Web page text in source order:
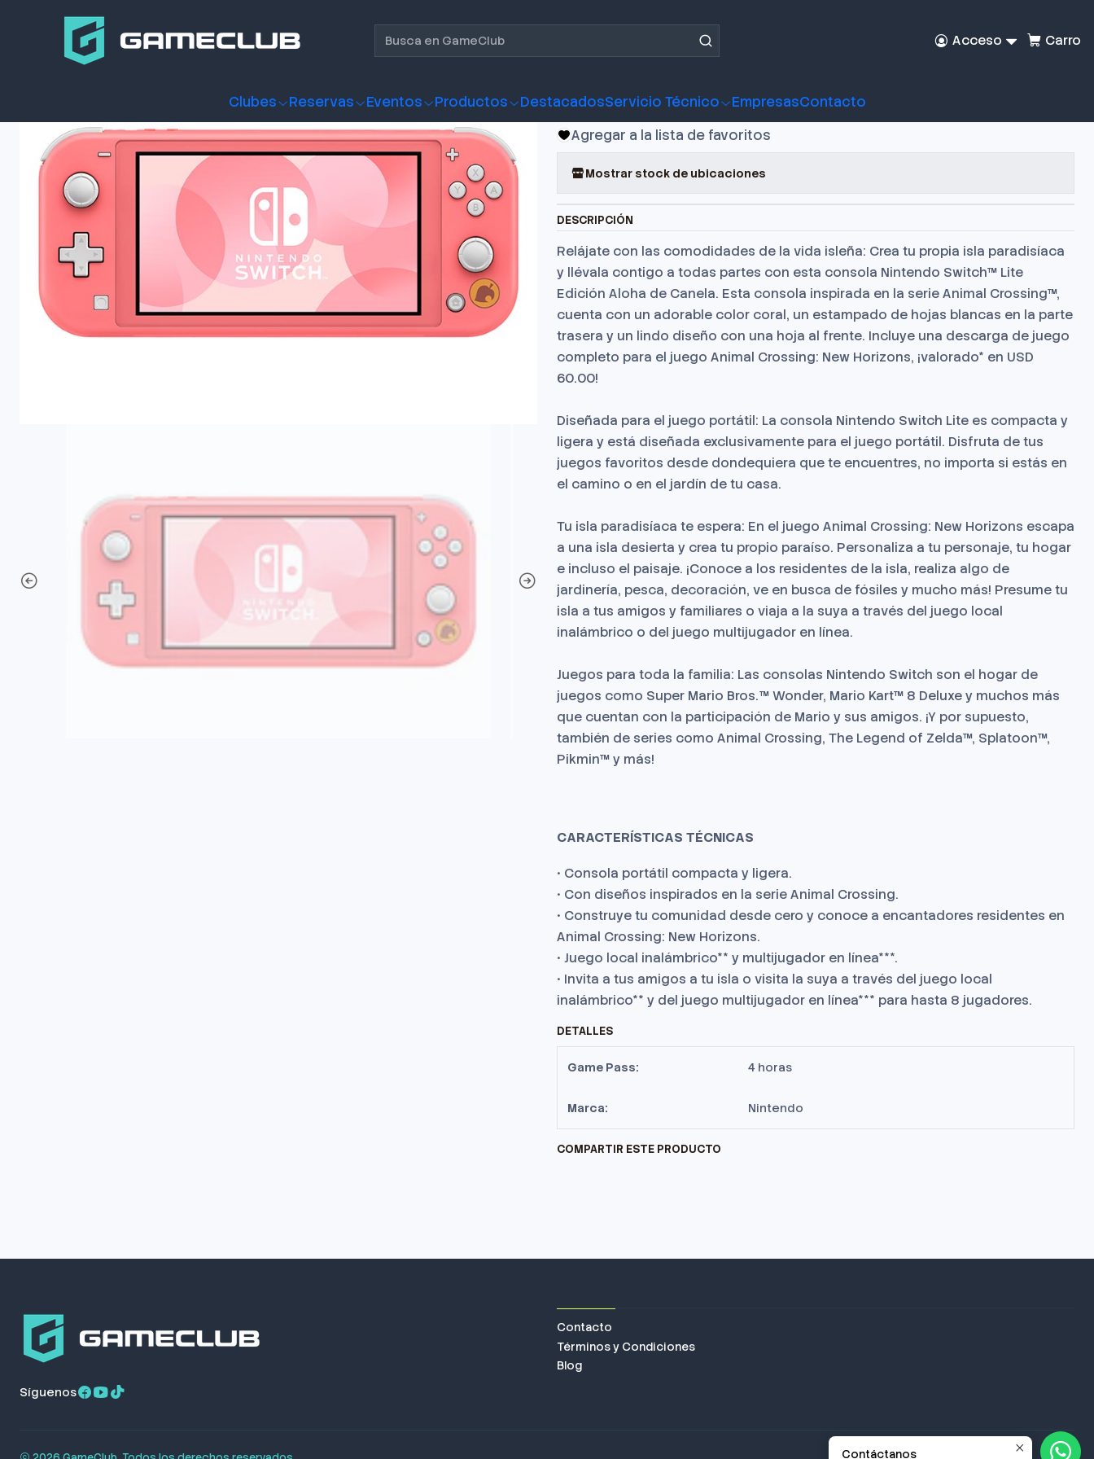
Acceso Carro
Clubes Reservas Eventos Productos DestacadosServicio Técnico EmpresasContacto
Productos
Consola Nintendo Switch Lite
Isabelle + Animal Crossing Coral
Agregar a la lista de favoritos
Mostrar stock de ubicaciones
DESCRIPCIÓN
Relájate con las comodidades de la vida isleña: Crea tu propia isla paradisíaca
y llévala contigo a todas partes con esta consola Nintendo Switch™ Lite
Edición Aloha de Canela. Esta consola inspirada en la serie Animal Crossing™,
cuenta con un adorable color coral, un estampado de hojas blancas en la parte
trasera y un lindo diseño con una hoja al frente. Incluye una descarga de juego
completo para el juego Animal Crossing: New Horizons, ¡valorado* en USD
60.00!
Diseñada para el juego portátil: La consola Nintendo Switch Lite es compacta y
ligera y está diseñada exclusivamente para el juego portátil. Disfruta de tus
juegos favoritos desde dondequiera que te encuentres, no importa si estás en
el camino o en el jardín de tu casa.
Tu isla paradisíaca te espera: En el juego Animal Crossing: New Horizons escapa
a una isla desierta y crea tu propio paraíso. Personaliza a tu personaje, tu hogar
e incluso el paisaje. ¡Conoce a los residentes de la isla, realiza algo de
jardinería, pesca, decoración, ve en busca de fósiles y mucho más! Presume tu
isla a tus amigos y familiares o viaja a la suya a través del juego local
inalámbrico o del juego multijugador en línea.
Juegos para toda la familia: Las consolas Nintendo Switch son el hogar de
juegos como Super Mario Bros.™ Wonder, Mario Kart™ 8 Deluxe y muchos más
que cuentan con la participación de Mario y sus amigos. ¡Y por supuesto,
también de series como Animal Crossing, The Legend of Zelda™, Splatoon™,
Pikmin™ y más!
CARACTERÍSTICAS TÉCNICAS
• Consola portátil compacta y ligera.
• Con diseños inspirados en la serie Animal Crossing.
• Construye tu comunidad desde cero y conoce a encantadores residentes en
Animal Crossing: New Horizons.
• Juego local inalámbrico** y multijugador en línea***.
• Invita a tus amigos a tu isla o visita la suya a través del juego local
inalámbrico** y del juego multijugador en línea*** para hasta 8 jugadores.
DETALLES
Game Pass: 4 horas
Marca: Nintendo
COMPARTIR ESTE PRODUCTO
Síguenos
Contacto
Términos y Condiciones
Blog
Contáctanos